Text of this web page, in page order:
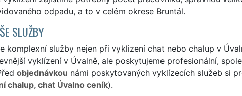
odpadu, a to v celém okrese Bruntál.
SLUŽBY
komplexní služby nejen při vyklizení chat nebo chalup v
vyklízení v Úvalně, ale poskytujeme profesionální,
objednávkou námi poskytovaných vyklízecích služeb si
chalup, chat Úvalno ceník).